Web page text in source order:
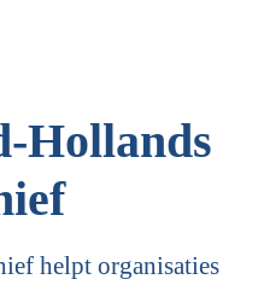
Hollands
helpt organisaties